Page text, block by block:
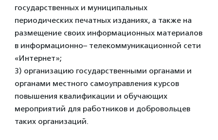
государственных и муниципальных
периодических печатных изданиях, а также на
размещение своих информационных материалов
в информационно– телекоммуникационной сети
«Интернет»;
3) организацию государственными органами и
органами местного самоуправления курсов
повышения квалификации и обучающих
мероприятий для работников и добровольцев
таких организаций.